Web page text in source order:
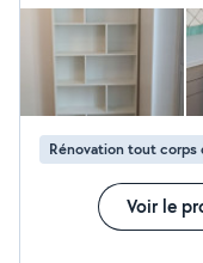
interventions: * CUISINES / DRESSINGS : - Montage de
meubles multi-
de montage du fabricant. -
d'accessoires
d'ouvertures). - Découpe et fixation du plan de travail. -
Encastrement de
vitrocéramique/induction/
d'électroménager
droites et sans
joints silicone parfait. J'interviens aussi pour
Rénovation tout corps
Voir le